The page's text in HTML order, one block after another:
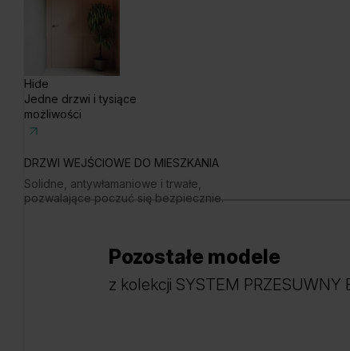
Hide
Jedne drzwi i tysiące
możliwości
DRZWI WEJŚCIOWE DO MIESZKANIA
Solidne, antywłamaniowe i trwałe,
pozwalające poczuć się bezpiecznie.
Pozostałe modele
z kolekcji SYSTEM PRZESUWNY